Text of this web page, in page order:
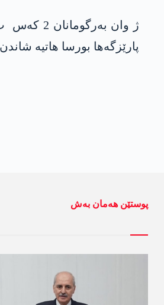
پارێزگەھا بورسا ھاتیە
پوستێن ھەمان بەش